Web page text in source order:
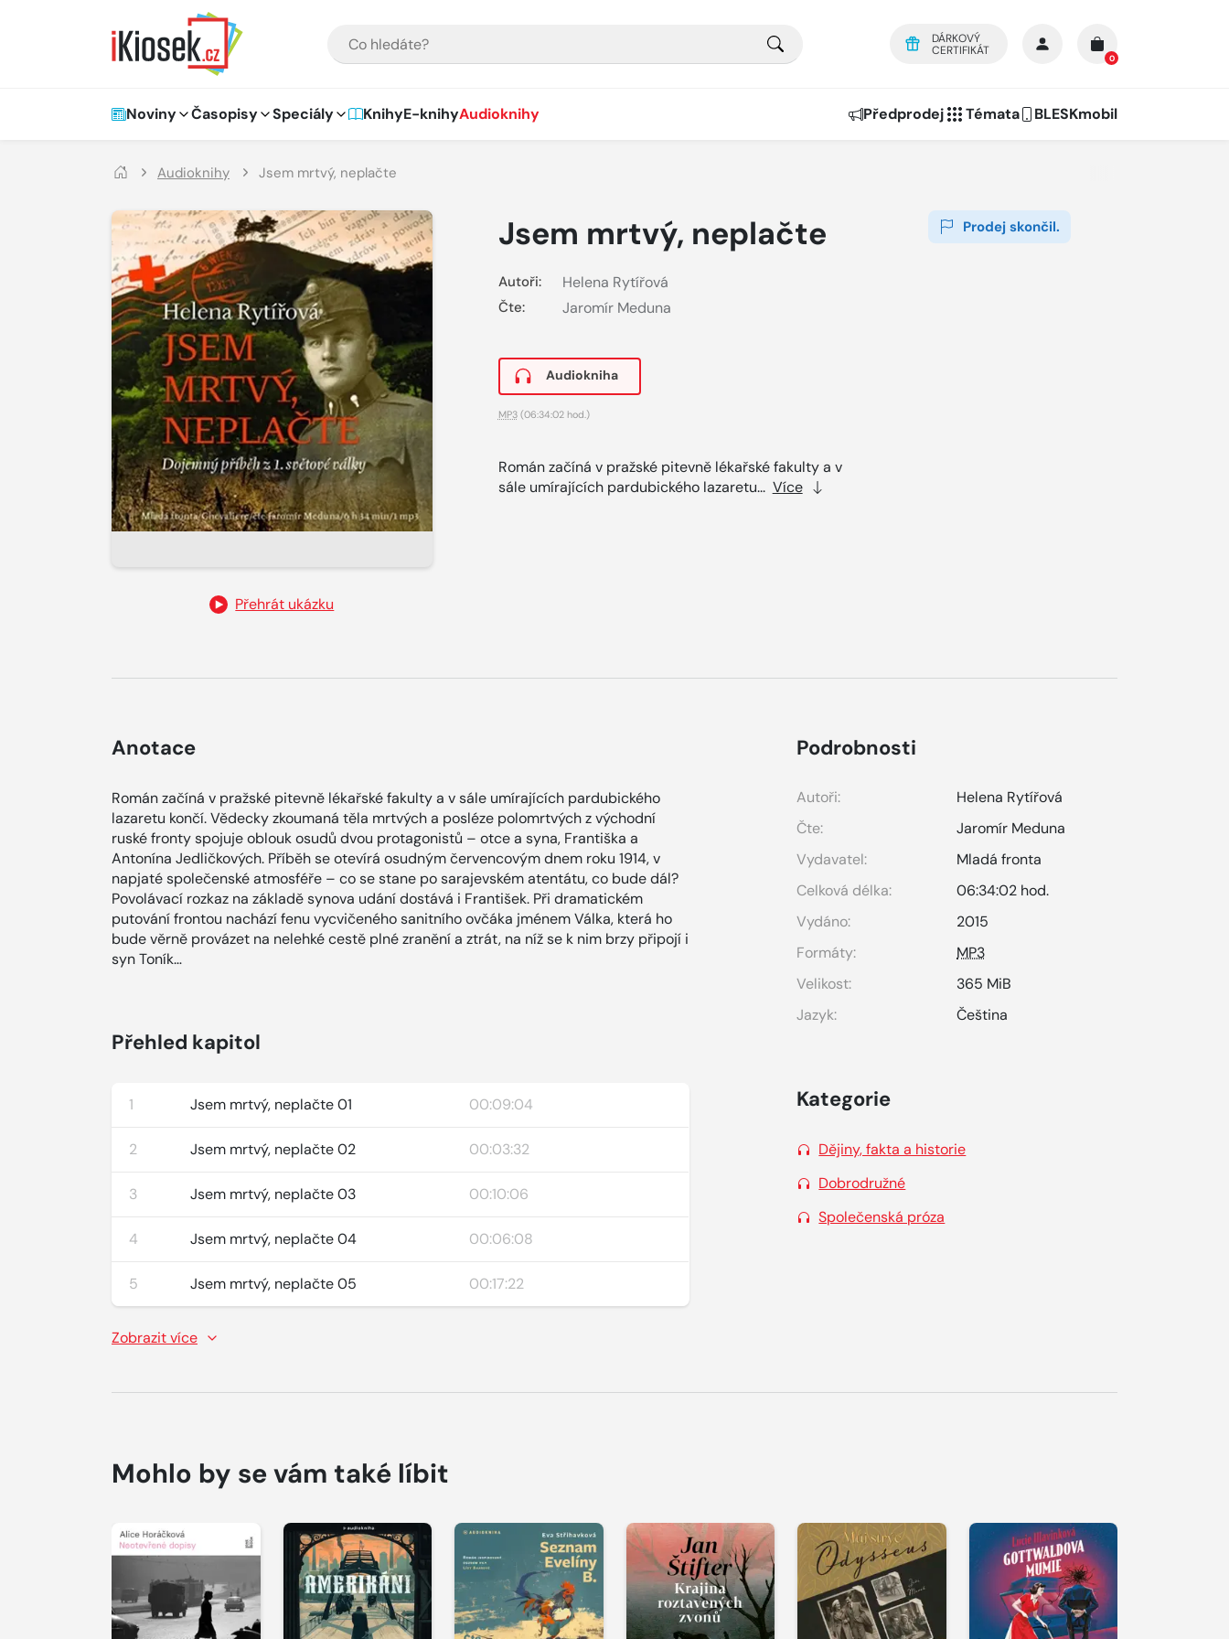
DÁRKOVÝ
CERTIFIKÁT
0
Hlavní navigace
Noviny Časopisy Speciály KnihyE-knihyAudioknihy Předprodej Témata BLESKmobil
Audioknihy Jsem mrtvý, neplačte
Přehrát ukázku
Jsem mrtvý, neplačte
Autoři: Helena Rytířová
Čte: Jaromír Meduna
Audiokniha
MP3(06:34:02 hod.)
Román začíná v pražské pitevně lékařské fakulty a v
sále umírajících pardubického lazaretu... Více
Prodej skončil.
Anotace
Román začíná v pražské pitevně lékařské fakulty a v sále umírajících pardubického
lazaretu končí. Vědecky zkoumaná těla mrtvých a posléze polomrtvých z východní
ruské fronty spojuje oblouk osudů dvou protagonistů – otce a syna, Františka a
Antonína Jedličkových. Příběh se otevírá osudným červencovým dnem roku 1914, v
napjaté společenské atmosféře – co se stane po sarajevském atentátu, co bude dál?
Povolávací rozkaz na základě synova udání dostává i František. Při dramatickém
putování frontou nachází fenu vycvičeného sanitního ovčáka jménem Válka, která ho
bude věrně provázet na nelehké cestě plné zranění a ztrát, na níž se k nim brzy připojí i
syn Toník…
Přehled kapitol
1 Jsem mrtvý, neplačte 01 00:09:04
2 Jsem mrtvý, neplačte 02 00:03:32
3 Jsem mrtvý, neplačte 03 00:10:06
4 Jsem mrtvý, neplačte 04 00:06:08
5 Jsem mrtvý, neplačte 05 00:17:22
Zobrazit více
Podrobnosti
Autoři:
Helena Rytířová
Čte:
Jaromír Meduna
Vydavatel:
Mladá fronta
Celková délka:
06:34:02 hod.
Vydáno:
2015
Formáty:
MP3
Velikost:
365 MiB
Jazyk:
Čeština
Kategorie
Dějiny, fakta a historie
Dobrodružné
Společenská próza
Mohlo by se vám také líbit
Přehrát Přehrát
ukázku
Přehrát
ukázku
Přehrát
ukázku
Přehrát
ukázku
Přehrát
ukázku